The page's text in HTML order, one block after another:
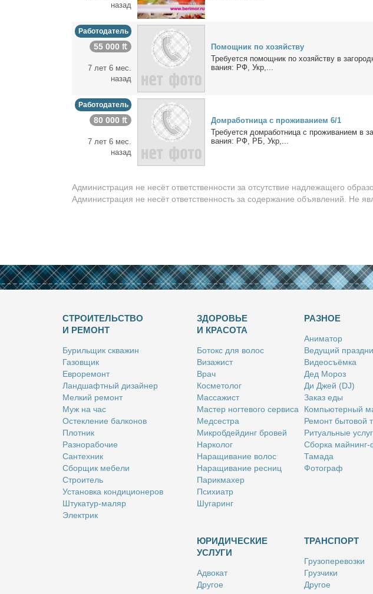
назад
Работодатель
55 000 ₶
7 лет 6 мес.
назад
По­мощ­ник по хо­зяй­ству
Тре­бу­ет­ся по­мощ­ник по хо­зяй­ству в
ва­ния: РФ, Укр,...
Работодатель
80 000 ₶
7 лет 6 мес.
назад
Дом­ра­бот­ни­ца с про­жи­ва­ни­ем 6/1
Тре­бу­ет­ся дом­ра­бот­ни­ца с про­жи­ва­ни­ем в
ва­ния: РФ, РБ, Укр,...
Администрация не несёт ответственности за отсутствие надлежащего
Администрация не несёт ответственность за содержание объявлений. Не
СТРОИТЕЛЬСТВО
И РЕМОНТ
Бу­риль­щик сква­жин
Га­зов­щик
Ев­ро­ре­монт
Ланд­шафт­ный ди­зай­нер
Мел­кий ре­монт
Муж на час
Остек­ле­ние бал­ко­нов
Плот­ник
Раз­но­ра­бо­чие
Сан­тех­ник
Сбор­щик ме­бе­ли
Стро­и­тель
Уста­нов­ка кон­ди­ци­о­не­ров
Шту­ка­тур-ма­ляр
Элек­трик
ЗДОРОВЬЕ
И КРАСОТА
Бо­токс для во­лос
Ви­за­жист
Врач
Кос­ме­то­лог
Мас­са­жист
Ма­стер ног­те­во­го сер­ви­са
Мед­сест­ра
Мик­роб­дей­динг бро­вей
Нар­ко­лог
На­ра­щи­ва­ние во­лос
На­ра­щи­ва­ние рес­ниц
Па­рик­махер
Пси­хи­атр
Шу­га­ринг
РАЗНОЕ
Ани­ма­тор
Ве­ду­щий
Ви­део­съём­ка
Дед Мо­роз
Ди Джей (DJ)
За­каз еды
Ком­пью­тер­ный
Ре­монт бы­то­вой
Ри­ту­аль­ные
Сбор­ка
Та­ма­да
Фо­то­граф
ЮРИДИЧЕСКИЕ
УСЛУГИ
Адво­кат
Дру­гое
ТРАНСПОРТ
Гру­зо­пе­ре­воз­ки
Груз­чи­ки
Дру­гое